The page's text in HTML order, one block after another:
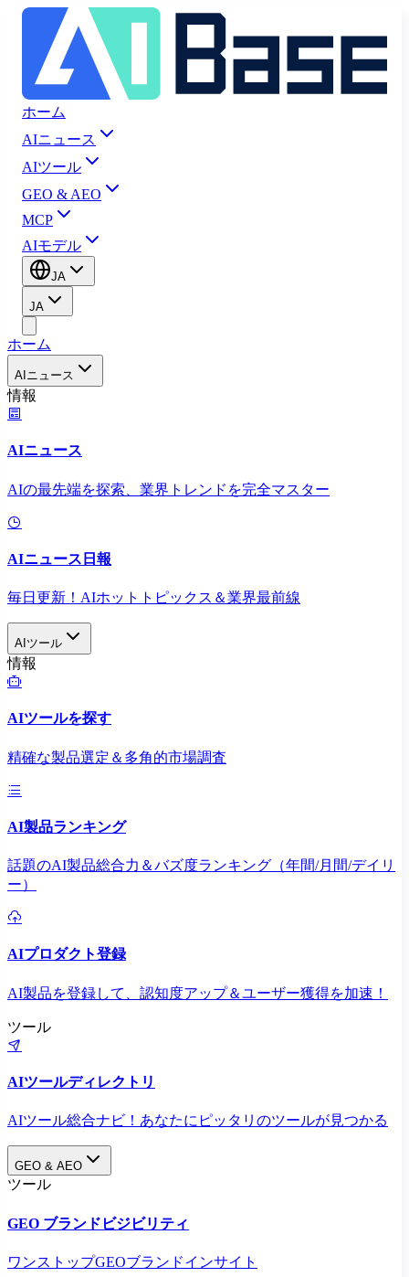
ホーム
AIニュース
AIツール
GEO & AEO
MCP
AIモデル
JA
JA
ホーム
AIニュース
情報
AIニュース
AIの最先端を探索、業界トレンドを完全マスター
AIニュース日報
毎日更新！AIホットトピックス＆業界最前線
AIツール
情報
AIツールを探す
精確な製品選定＆多角的市場調査
AI製品ランキング
話題のAI製品総合力＆バズ度ランキング（年間/月間/デイリ
ー）
AIプロダクト登録
AI製品を登録して、認知度アップ＆ユーザー獲得を加速！
ツール
AIツールディレクトリ
AIツール総合ナビ！あなたにピッタリのツールが見つかる
GEO & AEO
ツール
GEO ブランドビジビリティ
ワンストップGEOブランドインサイト